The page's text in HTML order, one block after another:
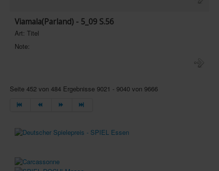
Viamala(Parland) - 5_09 S.56
Art: Titel
Note:
Seite 452 von 484 Ergebnisse 9021 - 9040 von 9666